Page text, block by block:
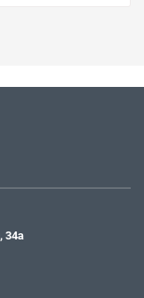
34а